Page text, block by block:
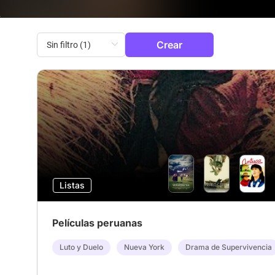
Crear
Listas
Películas peruanas
Luto y Duelo Nueva York Drama de Supervivencia